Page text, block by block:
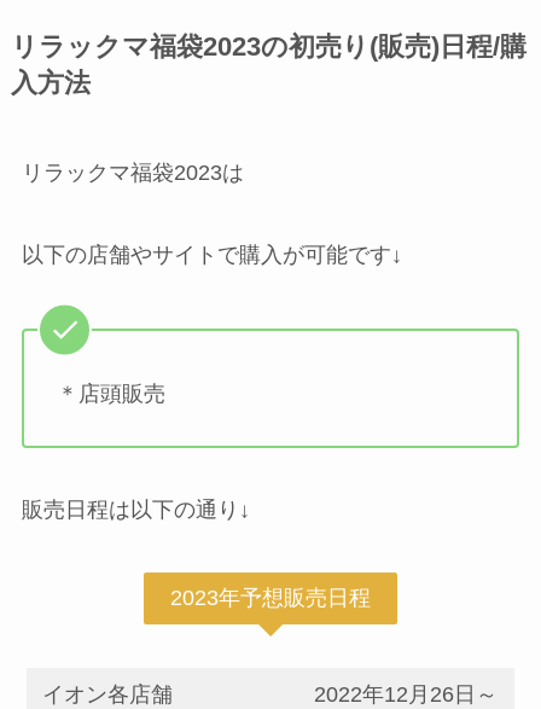
リラックマ福袋2023の初売り(販売)日程/購
入方法
リラックマ福袋2023は
以下の店舗やサイトで購入が可能です↓
＊店頭販売
販売日程は以下の通り↓
2023年予想販売日程
イオン各店舗 2022年12月26日～